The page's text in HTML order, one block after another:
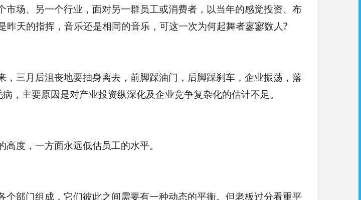
市场、另一个行业，面对另一群员工或消费者，以当年的感觉投资、布
昨天的指挥，音乐还是相同的音乐，可这一次为何起舞者寥寥数人?
，三月后沮丧地要抽身离去，前脚踩油门，后脚踩刹车，企业振荡，落
，主要原因是对产业投资纵深化及企业竞争复杂化的估计不足。
度，一方面永远低估员工的水平。
个部门组成，它们彼此之间需要有一种动态的平衡。但老板过分看重平